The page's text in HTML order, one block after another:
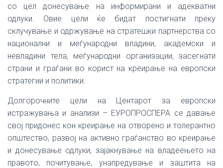
со цел донесување на информирани и адекватни
одлуки. Овие цели ќе бидат постигнати преку
склучување и одржување на стратешки партнерства со
национални и меѓународни владини, академски и
невладини тела, меѓународни организации, засегнати
страни и граѓани во корист на креирање на европски
стратегии и политики.
Долгорочните цели на Центарот за европски
истражувања и анализи – ЕУРОПРОСПЕРА се давање
свој придонес кон креирање на отворено и толерантно
општество, развој на активно граѓанство во креирање
и донесување одлуки, зајакнување на владеењето на
правото, почитување, унапредување и заштита на